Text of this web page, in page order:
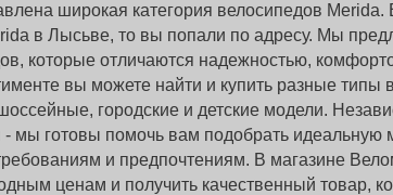
широкая категория велосипедов
в Лысьве, то вы попали по адресу. Мы
которые отличаются надежностью,
вы можете найти и купить разные типы
городские и детские модели.
мы готовы помочь вам подобрать идеальную
и предпочтениям. В магазине
ценам и получить качественный товар,